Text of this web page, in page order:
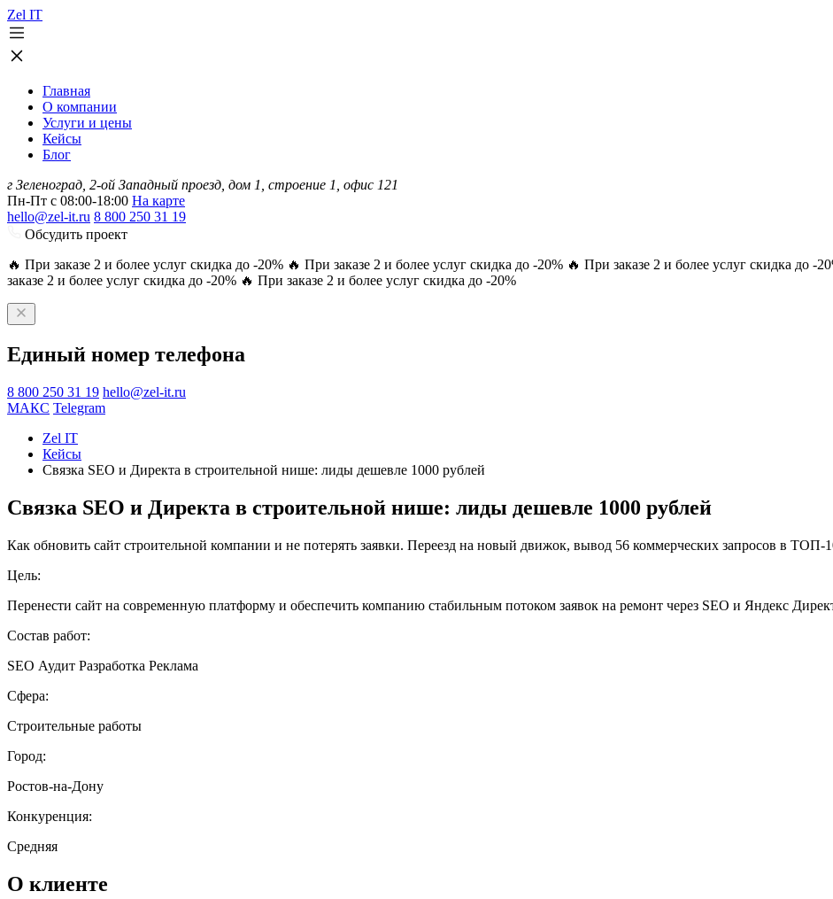
Zel IT
Главная
О компании
Услуги и цены
Кейсы
Блог
г Зеленоград, 2-ой Западный проезд, дом 1, строение 1, офис 121
Пн-Пт с 08:00-18:00 На карте
hello@zel-it.ru 8 800 250 31 19
Обсудить проект
🔥 При заказе 2 и более услуг скидка до -20% 🔥 При заказе 2 и более услуг скидка до -20% 🔥 При заказе 2 и более услуг скидка до -
заказе 2 и более услуг скидка до -20% 🔥 При заказе 2 и более услуг скидка до -20%
Единый номер телефона
8 800 250 31 19 hello@zel-it.ru
МАКС Telegram
Zel IT
Кейсы
Связка SEO и Директа в строительной нише: лиды дешевле 1000 рублей
Связка SEO и Директа в строительной нише: лиды дешевле 1000 рублей
Как обновить сайт строительной компании и не потерять заявки. Переезд на новый движок, вывод 56 коммерческих запросов в ТОП-
Цель:
Перенести сайт на современную платформу и обеспечить компанию стабильным потоком заявок на ремонт через SEO и Яндекс
Состав работ:
SEO Аудит Разработка Реклама
Сфера:
Строительные работы
Город:
Ростов-на-Дону
Конкуренция:
Средняя
О клиенте